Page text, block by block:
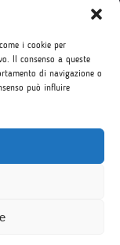
i cookie per
Il consenso a queste
di navigazione o
può influire